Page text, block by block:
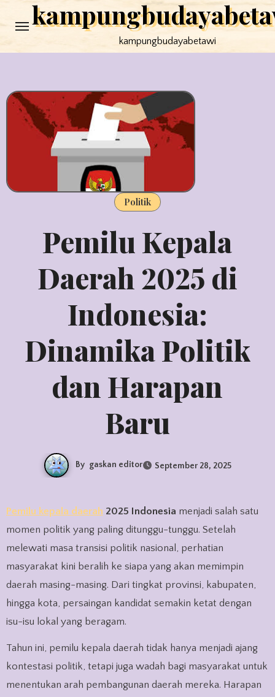
to
kampungbudayabetawi
Politik
Pemilu Kepala
Daerah 2025 di
Indonesia:
Dinamika Politik
dan Harapan
Baru
By gaskan editor September 28, 2025
Pemilu kepala daerah 2025 Indonesia menjadi salah satu
momen politik yang paling ditunggu-tunggu. Setelah
melewati masa transisi politik nasional, perhatian
masyarakat kini beralih ke siapa yang akan memimpin
daerah masing-masing. Dari tingkat provinsi, kabupaten,
hingga kota, persaingan kandidat semakin ketat dengan
isu-isu lokal yang beragam.
Tahun ini, pemilu kepala daerah tidak hanya menjadi ajang
kontestasi politik, tetapi juga wadah bagi masyarakat untuk
menentukan arah pembangunan daerah mereka. Harapan